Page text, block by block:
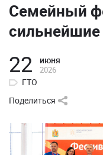
Семейный
сильнейшие
22 июня
2026
ГТО
Поделиться